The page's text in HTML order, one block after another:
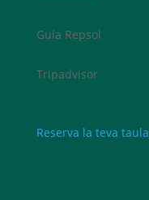
Guía Repsol
Tripadvisor
Reserva la teva taula